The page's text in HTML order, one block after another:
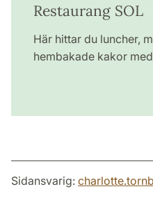
Restaurang SOL
Här hittar du luncher,
hembakade kakor
Sidansvarig: